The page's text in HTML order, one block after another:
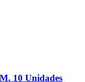
10 Unidades